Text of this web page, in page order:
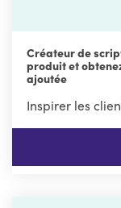
Créateur de
produit et
ajoutée
Inspirer les